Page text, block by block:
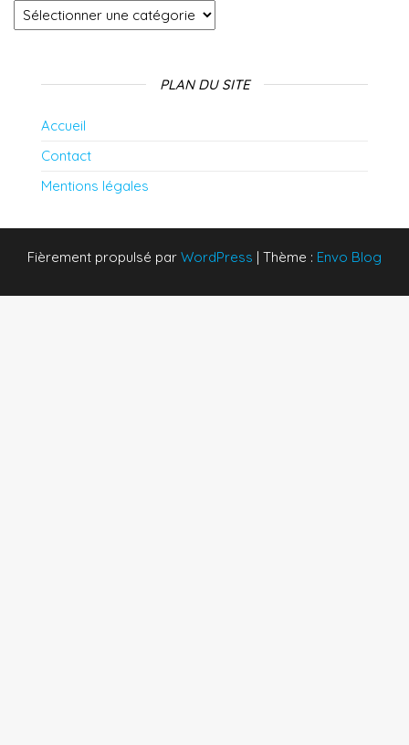
Catégories
PLAN DU SITE
Accueil
Contact
Mentions légales
Fièrement propulsé par WordPress | Thème : Envo Blog